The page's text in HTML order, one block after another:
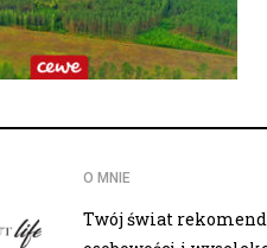
O MNIE
Twój świat